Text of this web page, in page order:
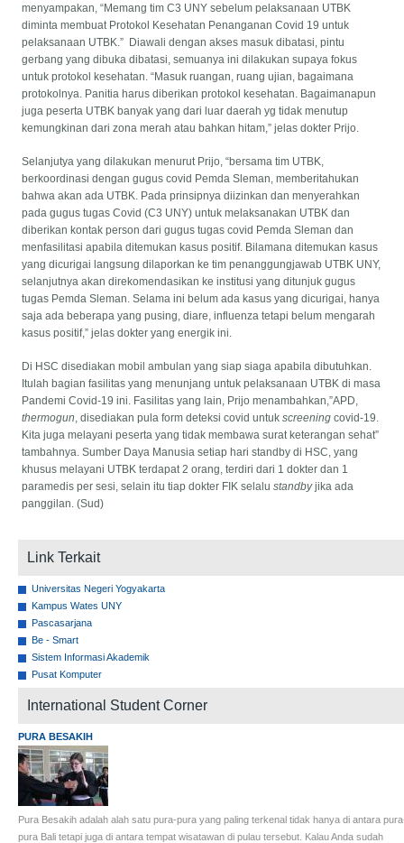
menyampakan, “Memang tim C3 UNY sebelum pelaksanaan UTBK
diminta membuat Protokol Kesehatan Penanganan Covid 19 untuk
pelaksanaan UTBK.” Diawali dengan akses masuk dibatasi, pintu
gerbang yang dibuka dibatasi, semuanya ini dilakukan supaya fokus
untuk protokol kesehatan. “Masuk ruangan, ruang ujian, bagaimana
protokolnya. Panitia harus diberikan protokol kesehatan. Bagaimanapun
juga peserta UTBK banyak yang dari luar daerah yg tidak menutup
kemungkinan dari zona merah atau bahkan hitam,” jelas dokter Prijo.
Selanjutya yang dilakukan menurut Prijo, “bersama tim UTBK,
berkoordinasi dengan gugus covid Pemda Sleman, memberitahukan
bahwa akan ada UTBK. Pada prinsipnya diizinkan dan menyerahkan
pada gugus tugas Covid (C3 UNY) untuk melaksanakan UTBK dan
diberikan kontak person dari gugus tugas covid Pemda Sleman dan
menfasilitasi apabila ditemukan kasus positif. Bilamana ditemukan kasus
yang dicurigai langsung dilaporkan ke tim penanggungjawab UTBK UNY,
selanjutnya akan direkomendasikan ke institusi yang ditunjuk gugus
tugas Pemda Sleman. Selama ini belum ada kasus yang dicurigai, hanya
saja ada beberapa yang pusing, diare, influenza tetapi belum mengarah
kasus positif,” jelas dokter yang energik ini.
Di HSC disediakan mobil ambulan yang siap siaga apabila dibutuhkan.
Itulah bagian fasilitas yang menunjang untuk pelaksanaan UTBK di masa
Pandemi Covid-19 ini. Fasilitas yang lain, Prijo menambahkan,”APD,
thermogun , disediakan pula form deteksi covid untukscreeningcovid-19.
Kita juga melayani peserta yang tidak membawa surat keterangan sehat”
tambahnya. Sumber Daya Manusia setiap hari standby di HSC, yang
khusus melayani UTBK terdapat 2 orang, terdiri dari 1 dokter dan 1
paramedis per sesi, selain itu tiap dokter FIK selalustandbyjika ada
panggilan. (Sud)
Link Terkait
Universitas Negeri Yogyakarta
Kampus Wates UNY
Pascasarjana
Be - Smart
Sistem Informasi Akademik
Pusat Komputer
International Student Corner
PURA BESAKIH
Pura Besakih adalah alah satu pura-pura yang paling terkenal tidak hanya di antara
pura Bali tetapi juga di antara tempat wisatawan di pulau tersebut. Kalau Anda sudah